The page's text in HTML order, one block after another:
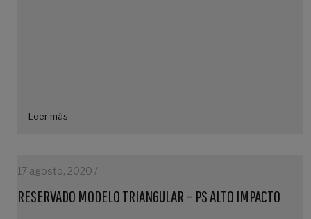
Leer más
17 agosto, 2020 /
RESERVADO MODELO TRIANGULAR – PS ALTO IMPACTO